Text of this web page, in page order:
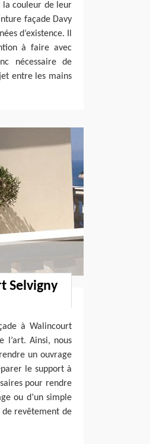
la couleur de leur
façade Davy
d’existence. Il
à faire avec
nécessaire de
entre les mains
Selvigny
à Walincourt
l’art. Ainsi, nous
un ouvrage
le support à
pour rendre
ou d’un simple
de revêtement de